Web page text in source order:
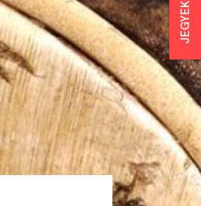
JEGYEK